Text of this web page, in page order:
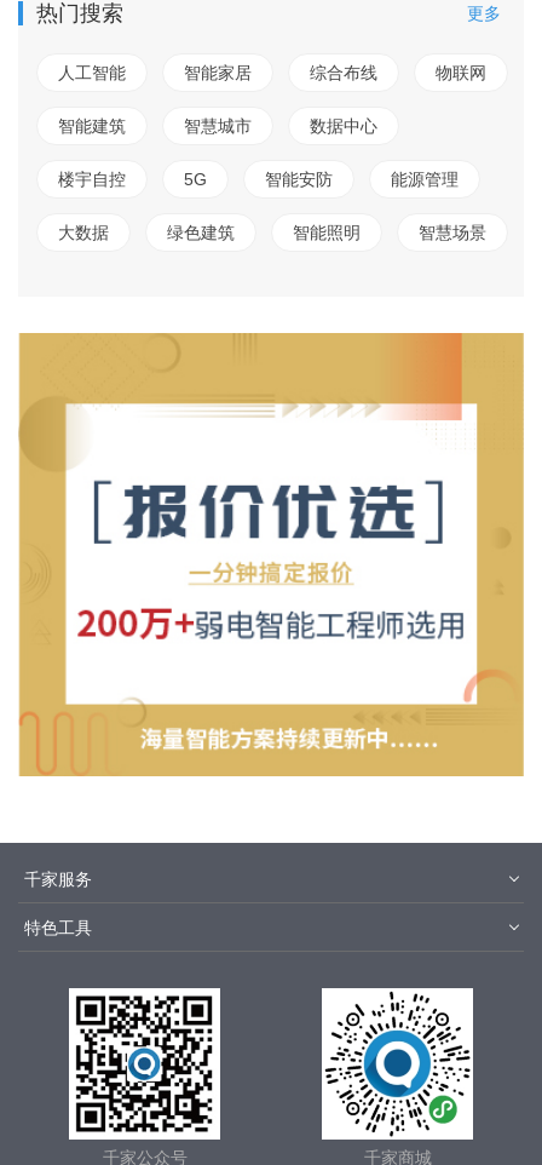
热门搜索 更多
人工智能 智能家居 综合布线 物联网
智能建筑 智慧城市 数据中心
楼宇自控 5G 智能安防 能源管理
大数据 绿色建筑 智能照明 智慧场景
千家服务
千家文库
特色工具
集成商优选
千家城市站
智慧社区方案
千家公众号 千家商城